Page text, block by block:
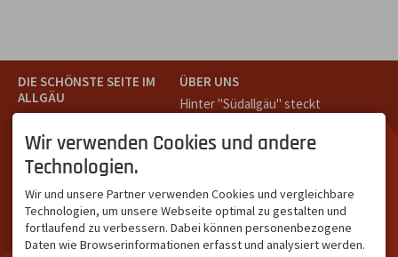
DIE SCHÖNSTE SEITE IM
ALLGÄU
Teil des Oberallgäus. Es
verbindet die Tourismus-
Destinationen Oberstdorf,
Kleinwalsertal und beliebte
Urlaubsziele wie die
Hörnerdörfer, Alpsee-
Grünten, Oberstaufen oder
ÜBER UNS
Hinter "Südallgäu" steckt
Oberstdorf.
Unser Ziel ist ein attraktives
Leistungsträger im
südlichen Oberallgäu eine
starke Plattform bietet.
Wir verwenden Cookies und andere
Technologien.
Wir und unsere Partner verwenden Cookies und vergleichbare
Technologien, um unsere Webseite optimal zu gestalten und
fortlaufend zu verbessern. Dabei können personenbezogene
Daten wie Browserinformationen erfasst und analysiert werden.